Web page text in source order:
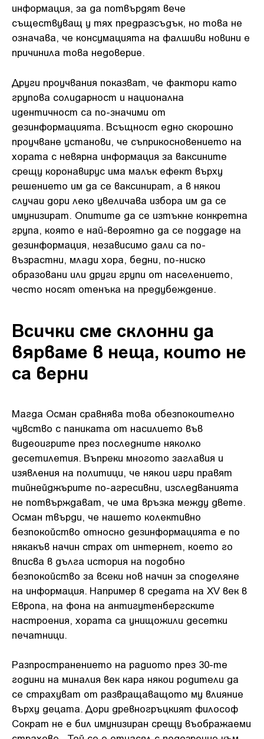
информация, за да потвърдят вече
съществуващ у тях предразсъдък, но това не
означава, че консумацията на фалшиви новини е
причинила това недоверие.
Други проучвания показват, че фактори като
групова солидарност и национална
идентичност са по-значими от
дезинформацията. Всъщност едно скорошно
проучване установи, че съприкосновението на
хората с невярна информация за ваксините
срещу коронавирус има малък ефект върху
решението им да се ваксинират, а в някои
случаи дори леко увеличава избора им да се
имунизират. Опитите да се изтъкне конкретна
група, която е най-вероятно да се поддаде на
дезинформация, независимо дали са по-
възрастни, млади хора, бедни, по-ниско
образовани или други групи от населението,
често носят отенъка на предубеждение.
Всички сме склонни да
вярваме в неща, които не
са верни
Магда Осман сравнява това обезпокоително
чувство с паниката от насилието във
видеоигрите през последните няколко
десетилетия. Въпреки многото заглавия и
изявления на политици, че някои игри правят
тийнейджърите по-агресивни, изследванията
не потвърждават, че има връзка между двете.
Осман твърди, че нашето колективно
безпокойство относно дезинформацията е по
някакъв начин страх от интернет, което го
вписва в дълга история на подобно
безпокойство за всеки нов начин за споделяне
на информация. Например в средата на XV век в
Европа, на фона на антигутенбергските
настроения, хората са унищожили десетки
печатници.
Разпространението на радиото през 30-те
години на миналия век кара някои родители да
се страхуват от развращаващото му влияние
върху децата. Дори древногръцкият философ
Сократ не е бил имунизиран срещу въображаеми